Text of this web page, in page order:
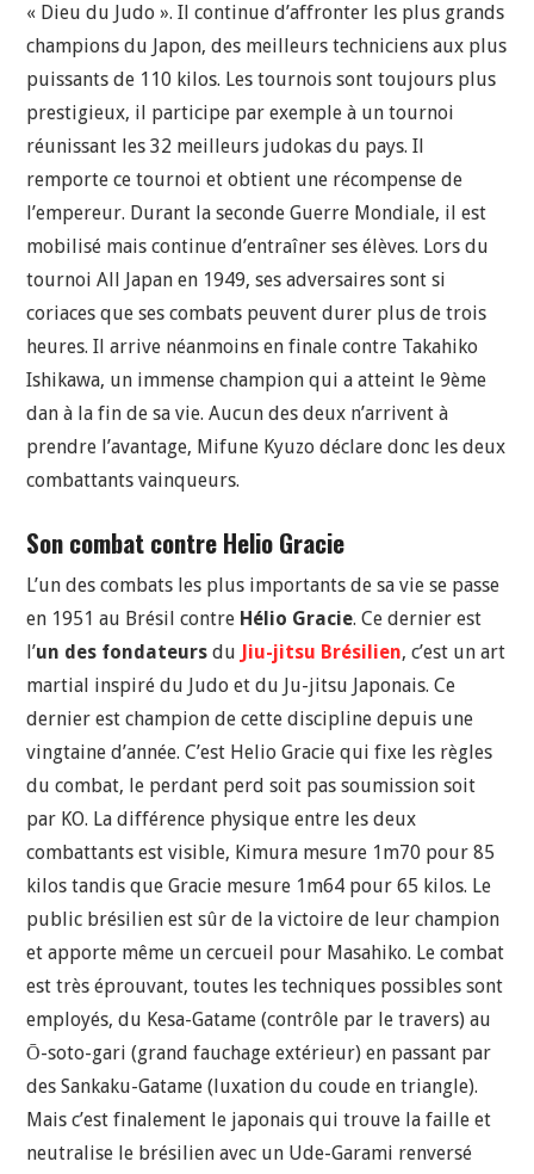
« Dieu du Judo ». Il continue d’affronter les plus grands
champions du Japon, des meilleurs techniciens aux plus
puissants de 110 kilos. Les tournois sont toujours plus
prestigieux, il participe par exemple à un tournoi
réunissant les 32 meilleurs judokas du pays. Il
remporte ce tournoi et obtient une récompense de
l’empereur. Durant la seconde Guerre Mondiale, il est
mobilisé mais continue d’entraîner ses élèves. Lors du
tournoi All Japan en 1949, ses adversaires sont si
coriaces que ses combats peuvent durer plus de trois
heures. Il arrive néanmoins en finale contre Takahiko
Ishikawa, un immense champion qui a atteint le 9ème
dan à la fin de sa vie. Aucun des deux n’arrivent à
prendre l’avantage, Mifune Kyuzo déclare donc les deux
combattants vainqueurs.
Son combat contre Helio Gracie
L’un des combats les plus importants de sa vie se passe
en 1951 au Brésil contre Hélio Gracie. Ce dernier est
l’un des fondateurs du Jiu-jitsu Brésilien, c’est un art
martial inspiré du Judo et du Ju-jitsu Japonais. Ce
dernier est champion de cette discipline depuis une
vingtaine d’année. C’est Helio Gracie qui fixe les règles
du combat, le perdant perd soit pas soumission soit
par KO. La différence physique entre les deux
combattants est visible, Kimura mesure 1m70 pour 85
kilos tandis que Gracie mesure 1m64 pour 65 kilos. Le
public brésilien est sûr de la victoire de leur champion
et apporte même un cercueil pour Masahiko. Le combat
est très éprouvant, toutes les techniques possibles sont
employés, du Kesa-Gatame (contrôle par le travers) au
Ō-soto-gari (grand fauchage extérieur) en passant par
des Sankaku-Gatame (luxation du coude en triangle).
Mais c’est finalement le japonais qui trouve la faille et
neutralise le brésilien avec un Ude-Garami renversé